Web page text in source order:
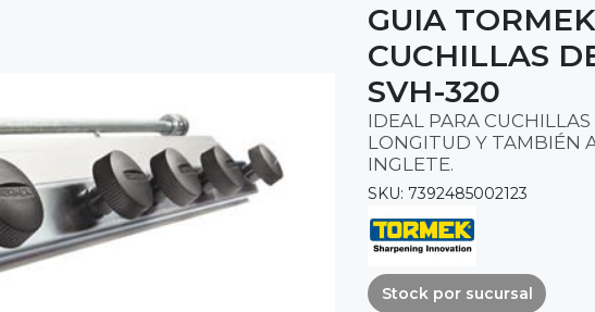
GUIA
CUCHILLAS
SVH-320
IDEAL PARA
LONGITUD Y TAMBIÉN
INGLETE.
SKU: 7392485002123
Stock por sucursal